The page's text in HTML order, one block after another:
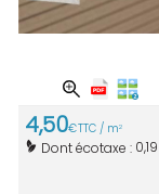
4,50€TTC / m2
Dont écotaxe : 0,19